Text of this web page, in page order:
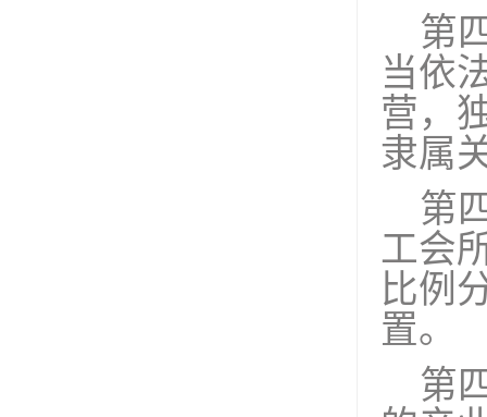
第
当依
营，
隶属
第
工会
比例
置。
第